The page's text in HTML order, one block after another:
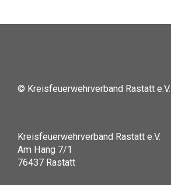
© Kreisfeuerwehrverband Rastatt e.V.
Kreisfeuerwehrverband Rastatt e.V.
Am Hang 7/1
76437 Rastatt